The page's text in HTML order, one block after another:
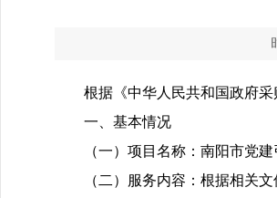
根据《中华人民共和国政府
一、基本情况
（一）项目名称：南阳市党
（二）服务内容：根据相关